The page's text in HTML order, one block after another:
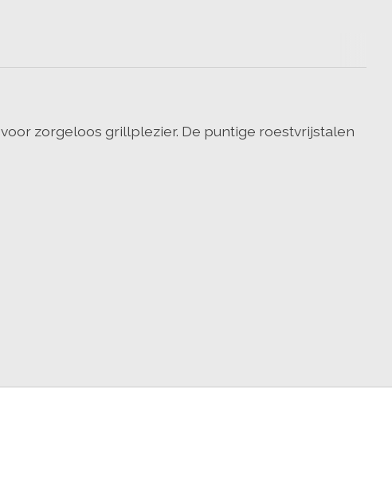
zorgeloos grillplezier. De puntige roestvrijstalen